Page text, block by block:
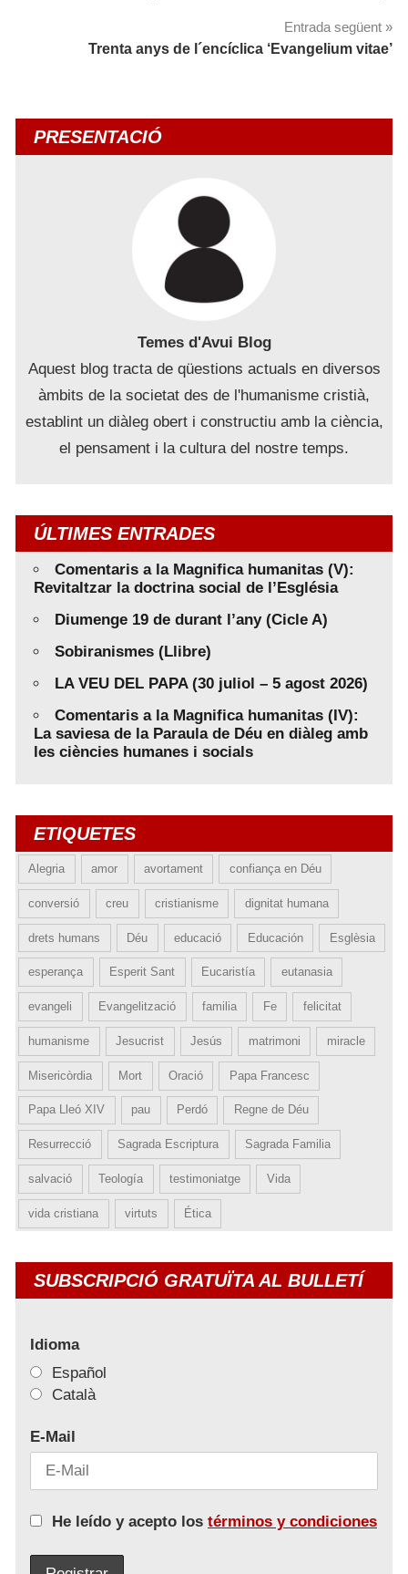
Entrada següent
Trenta anys de l´encíclica ‘Evangelium vitae’
PRESENTACIÓ
Temes d'Avui Blog
Aquest blog tracta de qüestions actuals en diversos
àmbits de la societat des de l'humanisme cristià,
establint un diàleg obert i constructiu amb la ciència,
el pensament i la cultura del nostre temps.
ÚLTIMES ENTRADES
Comentaris a la Magnifica humanitas (V):
Revitaltzar la doctrina social de l’Església
Diumenge 19 de durant l’any (Cicle A)
Sobiranismes (Llibre)
LA VEU DEL PAPA (30 juliol – 5 agost 2026)
Comentaris a la Magnifica humanitas (IV):
La saviesa de la Paraula de Déu en diàleg amb
les ciències humanes i socials
ETIQUETES
Alegria amor avortament confiança en Déu
conversió creu cristianisme dignitat humana
drets humans Déu educació Educación Esglèsia
esperança Esperit Sant Eucaristía eutanasia
evangeli Evangelització familia Fe felicitat
humanisme Jesucrist Jesús matrimoni miracle
Misericòrdia Mort Oració Papa Francesc
Papa Lleó XIV pau Perdó Regne de Déu
Resurrecció Sagrada Escriptura Sagrada Familia
salvació Teología testimoniatge Vida
vida cristiana virtuts Ética
SUBSCRIPCIÓ GRATUÏTA AL BULLETÍ
Idioma
Español
Català
E-Mail
He leído y acepto los términos y condiciones